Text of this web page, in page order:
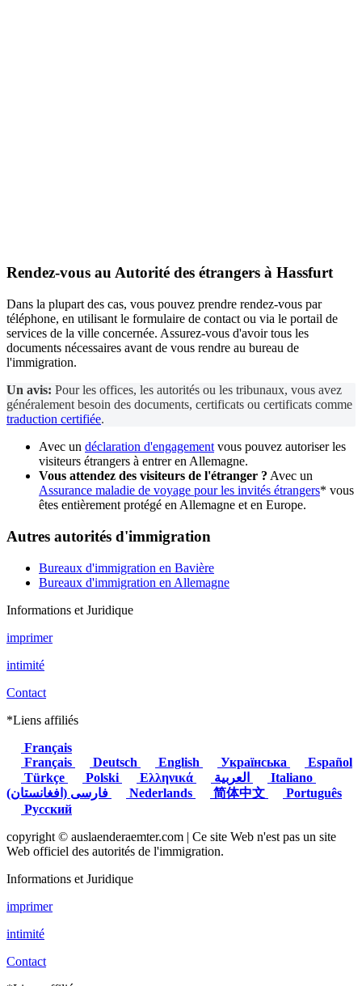
Rendez-vous au Autorité des étrangers à Hassfurt
Dans la plupart des cas, vous pouvez prendre rendez-vous par
téléphone, en utilisant le formulaire de contact ou via le portail de
services de la ville concernée. Assurez-vous d'avoir tous les
documents nécessaires avant de vous rendre au bureau de
l'immigration.
Un avis: Pour les offices, les autorités ou les tribunaux, vous avez
généralement besoin des documents, certificats ou certificats comme
traduction certifiée.
Avec un déclaration d'engagement vous pouvez autoriser les
visiteurs étrangers à entrer en Allemagne.
Vous attendez des visiteurs de l'étranger ? Avec un
Assurance maladie de voyage pour les invités étrangers* vous
êtes entièrement protégé en Allemagne et en Europe.
Autres autorités d'immigration
Bureaux d'immigration en Bavière
Bureaux d'immigration en Allemagne
Informations et Juridique
imprimer
intimité
Contact
*Liens affiliés
Français
Français
Deutsch English Українська
Español
Türkçe
Polski Ελληνικά
Italiano
Nederlands 简体中文
Português
Русский
copyright © auslaenderaemter.com | Ce site Web n'est pas un site
Web officiel des autorités de l'immigration.
Informations et Juridique
imprimer
intimité
Contact